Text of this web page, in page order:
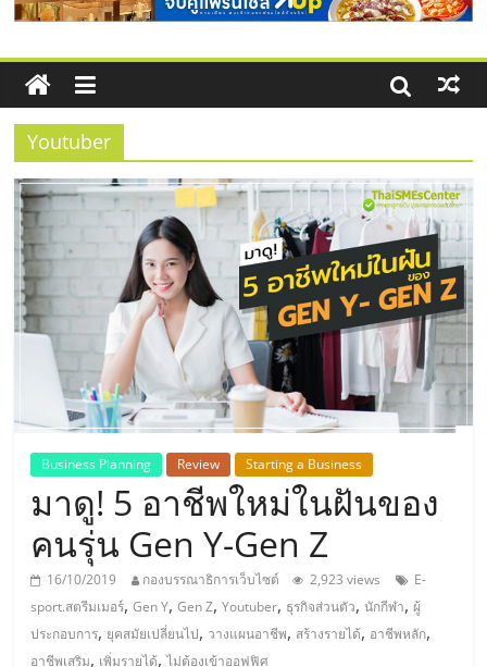
โซลูชันระบบภาพและเสียง
ข้อมูล
ธุรกิจ
SME
แห่ง
ประเทศไทย,
ThaiSMEsCenter,
รวม
ธุรกิจ
เอ
ส
เอ็
Youtuber
Business Planning Review Starting a Business
มาดู! 5 อาชีพใหม่ในฝันของ
คนรุ่น Gen Y-Gen Z
16/10/2019 กองบรรณาธิการเว็บไซต์ 2,923 views
E-
sport.สตรีมเมอร์,Gen Y,Gen Z,Youtuber, ธุรกิจส่วนตัว,นักกีฬา,ผู้
ประกอบการ, ยุคสมัยเปลี่ยนไป, วางแผนอาชีพ, สร้างรายได้, อาชีพหลัก,
อาชีพเสริม, เพิ่มรายได้,ไม่ต้องเข้าออฟฟิศ